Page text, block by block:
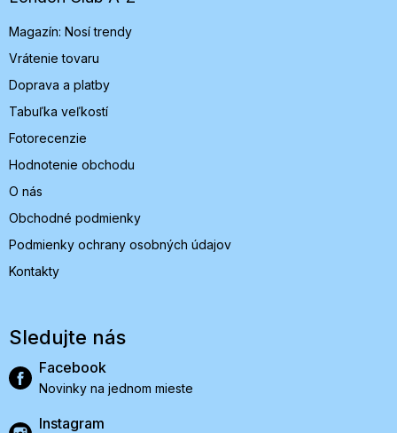
eMagazín: Nosí trendy
Vrátenie tovaru
Doprava a platby
Tabuľka veľkostí
Fotorecenzie
Hodnotenie obchodu
O nás
Obchodné podmienky
Podmienky ochrany osobných údajov
Kontakty
Sledujte nás
Facebook
Novinky na jednom mieste
Instagram